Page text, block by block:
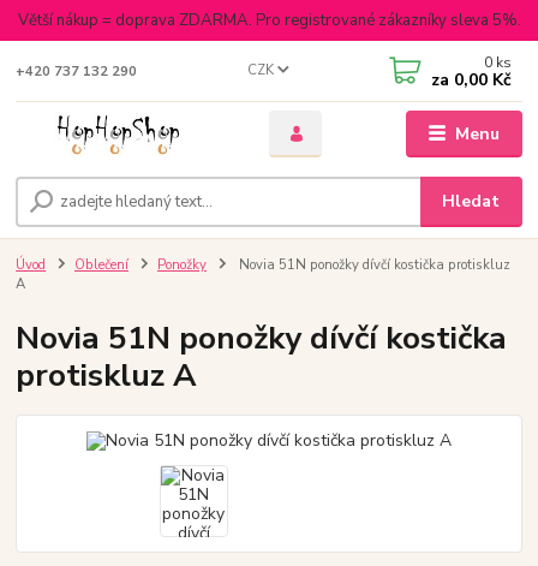
Větší nákup = doprava ZDARMA. Pro registrované zákazníky sleva 5%.
Menu
CZK
Hledat
+420 737 132 290 0 ks
za 0,00 Kč
Úvod Oblečení Ponožky
Novia 51N ponožky dívčí kostička protiskluz
A
Novia 51N ponožky dívčí kostička
protiskluz A